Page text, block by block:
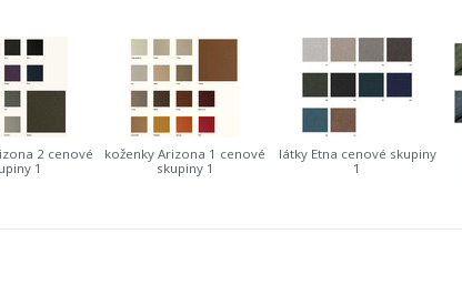
2 cenové
1
koženky Arizona 1 cenové
skupiny 1
látky Etna cenové skupiny
1